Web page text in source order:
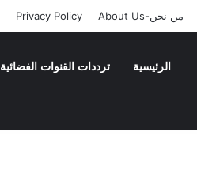
من نحن-About Us Privacy Policy
الرئيسية ترددات القنوات الفضائية